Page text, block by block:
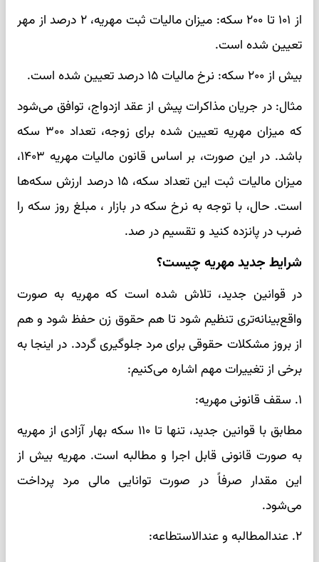
از ۱۰۱ تا ۲۰۰ سکه: میزان مالیات ثبت مهریه، ۲ درصد از مهر
تعیین شده است.
بیش از ۲۰۰ سکه: نرخ مالیات ۱۵ درصد تعیین شده است.
مثال: در جریان مذاکرات پیش از عقد ازدواج، توافق می‌شود
که میزان مهریه تعیین شده برای زوجه، تعداد ۳۰۰ سکه
باشد. در این صورت، بر اساس قانون مالیات مهریه ۱۴۰۳،
میزان مالیات ثبت این تعداد سکه، ۱۵ درصد ارزش سکه‌ها
است. حال، با توجه به نرخ سکه در بازار ، مبلغ روز سکه را
ضرب در پانزده کنید و تقسیم در صد.
شرایط جدید مهریه چیست؟
در قوانین جدید، تلاش شده است که مهریه به صورت
واقع‌بینانه‌تری تنظیم شود تا هم حقوق زن حفظ شود و هم
از بروز مشکلات حقوقی برای مرد جلوگیری گردد. در اینجا به
برخی از تغییرات مهم اشاره می‌کنیم:
۱. سقف قانونی مهریه:
مطابق با قوانین جدید، تنها تا ۱۱۰ سکه بهار آزادی از مهریه
به صورت قانونی قابل اجرا و مطالبه است. مهریه بیش از
این مقدار صرفاً در صورت توانایی مالی مرد پرداخت
می‌شود.
۲. عندالمطالبه و عندالاستطاعه: